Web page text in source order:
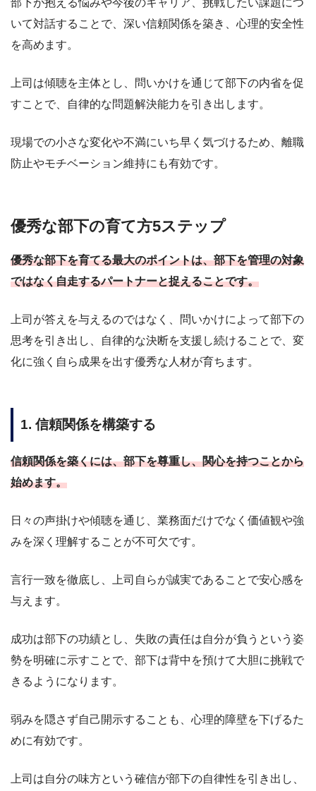
部下が抱える悩みや今後のキャリア、挑戦したい課題につ
いて対話することで、深い信頼関係を築き、心理的安全性
を高めます。
上司は傾聴を主体とし、問いかけを通じて部下の内省を促
すことで、自律的な問題解決能力を引き出します。
現場での小さな変化や不満にいち早く気づけるため、離職
防止やモチベーション維持にも有効です。
優秀な部下の育て方5ステップ
優秀な部下を育てる最大のポイントは、部下を管理の対象
ではなく自走するパートナーと捉えることです。
上司が答えを与えるのではなく、問いかけによって部下の
思考を引き出し、自律的な決断を支援し続けることで、変
化に強く自ら成果を出す優秀な人材が育ちます。
1. 信頼関係を構築する
信頼関係を築くには、部下を尊重し、関心を持つことから
始めます。
日々の声掛けや傾聴を通じ、業務面だけでなく価値観や強
みを深く理解することが不可欠です。
言行一致を徹底し、上司自らが誠実であることで安心感を
与えます。
成功は部下の功績とし、失敗の責任は自分が負うという姿
勢を明確に示すことで、部下は背中を預けて大胆に挑戦で
きるようになります。
弱みを隠さず自己開示することも、心理的障壁を下げるた
めに有効です。
上司は自分の味方という確信が部下の自律性を引き出し、